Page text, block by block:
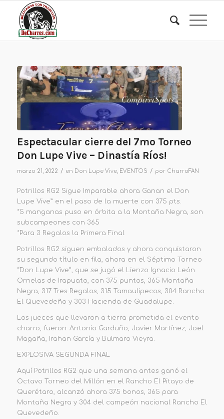
Espectacular cierre del 7mo Torneo
Don Lupe Vive – Dinastía Ríos!
marzo 21, 2022 / en Don Lupe Vive, EVENTOS / por CharroFAN
Potrillos RG2 Sigue Imparable ahora Ganan el Don
Lupe Vive” en el paso de la muerte con 375 pts.
*5 manganas puso en órbita a la Montaña Negra, son
subcampeones con 365
*Para 3 Regalos la Primera Final
Potrillos RG2 siguen embalados y ahora conquistaron
su segundo título en fila, ahora en el Séptimo Torneo
“Don Lupe Vive”, que se jugó el Lienzo Ignacio León
Ornelas de Irapuato, con 375 puntos, 365 Montaña
Negra, 317 Tres Regalos, 315 Tamaulipecos, 304 Rancho
El Quevedeño y 303 Hacienda de Guadalupe.
Los jueces que llevaron a tierra prometida el evento
charro, fueron: Antonio Garduño, Javier Martínez, Joel
Magaña, Irahan García y Bulmaro Vieyra.
EXPLOSIVA SEGUNDA FINAL
Aquí Potrillos RG2 que una semana antes ganó el
Octavo Torneo del Millón en el Rancho El Pitayo de
Querétaro, alcanzó ahora 375 bonos, 365 para
Montaña Negra y 304 del campeón nacional Rancho El
Quevedeño.